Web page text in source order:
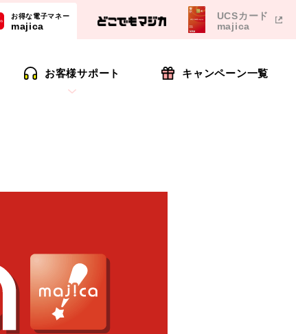
お得な電子マネー
majica
UCSカード
majica
お客様サポート キャンペーン一覧